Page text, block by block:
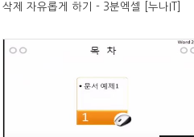
삭제 자유롭게 하기 - 3분엑셀 [누나IT]